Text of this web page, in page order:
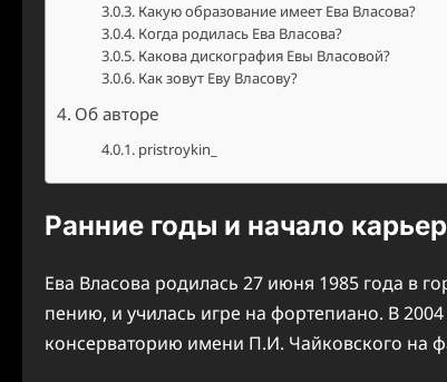
Какую образование имеет Ева Власова?
Когда родилась Ева Власова?
Какова дискография Евы Власовой?
Как зовут Еву Власову?
Об авторе
pristroykin_
Ранние годы и начало
Ева Власова родилась 27 июня 1985 года в
пению, и училась игре на фортепиано. В
консерваторию имени П.И. Чайковского на